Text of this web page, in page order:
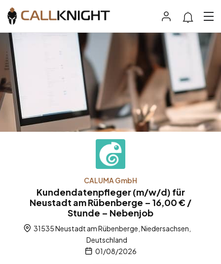
CALUMA GmbH
Kundendatenpfleger (m/w/d) für
Neustadt am Rübenberge – 16,00 € /
Stunde – Nebenjob
31535 Neustadt am Rübenberge, Niedersachsen,
Deutschland
01/08/2026